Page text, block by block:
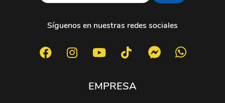
Síguenos en nuestras redes sociales
EMPRESA